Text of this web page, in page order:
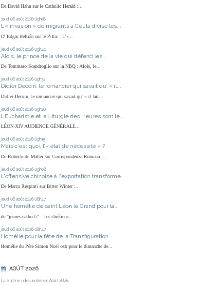
De David Hahn sur le Catholic Herald :...
jeudi 06 août 2026 09h58
L’« invasion » de migrants à Ceuta divise les...
D' Edgar Beltrán sur le Pillar : L’«...
jeudi 06 août 2026 09h41
Alois, le prince de la vie qui défend les...
De Tommaso Scandroglio sur la NBQ : Alois, le...
jeudi 06 août 2026 09h32
Didier Decoin, le romancier qui savait qu' « il...
Didier Decoin, le romancier qui savait qu' « il fait...
jeudi 06 août 2026 09h20
L’Eucharistie et la Liturgie des Heures sont le...
LÉON XIV AUDIENCE GÉNÉRALE...
jeudi 06 août 2026 09h15
Mais c'est quoi, l’« état de nécessité » ?
De Roberto de Mattei sur Corrispondenza Romana :...
jeudi 06 août 2026 09h08
L'offensive chinoise à l'exportation transforme...
De Marco Respinti sur Bitter Winter :...
jeudi 06 août 2026 08h47
Une homélie de saint Léon le Grand pour la...
de "jeunes-catho.fr" : Les chrétiens...
jeudi 06 août 2026 08h47
Homélie pour la fête de la Transfiguration
Homélie du Père Simon Noël osb pour le dimanche de...
AOÛT 2026
Calendrier des notes en Août 2026